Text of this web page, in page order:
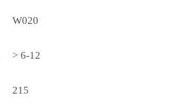
W020
> 6-12
215